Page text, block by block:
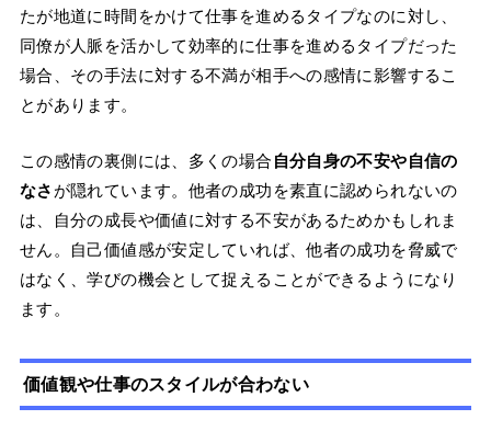
たが地道に時間をかけて仕事を進めるタイプなのに対し、
同僚が人脈を活かして効率的に仕事を進めるタイプだった
場合、その手法に対する不満が相手への感情に影響するこ
とがあります。
この感情の裏側には、多くの場合 自分自身の不安や自信の
なさ が隠れています。他者の成功を素直に認められないの
は、自分の成長や価値に対する不安があるためかもしれま
せん。自己価値感が安定していれば、他者の成功を脅威で
はなく、学びの機会として捉えることができるようになり
ます。
価値観や仕事のスタイルが合わない